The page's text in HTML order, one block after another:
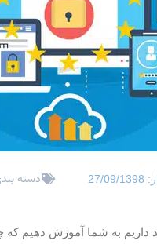
27/09/1398 دسته
داریم به شما آموزش دهیم